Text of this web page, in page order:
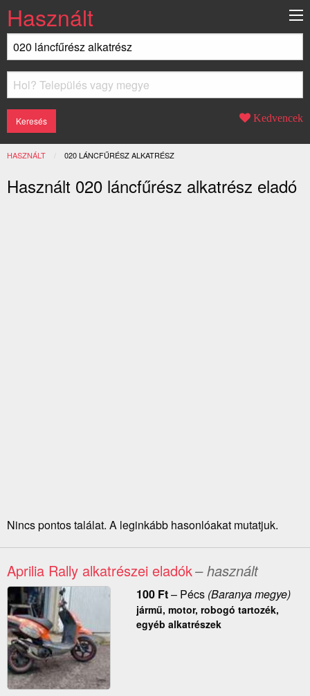
Használt
Kedvencek
HASZNÁLT JELENLEGI:
020 LÁNCFŰRÉSZ ALKATRÉSZ
Használt 020 láncfűrész alkatrész eladó
Nincs pontos találat. A leginkább hasonlóakat mutatjuk.
Aprilia Rally alkatrészei eladók– használt
100 Ft– Pécs(Baranya megye)
jármű, motor, robogó tartozék,
egyéb alkatrészek